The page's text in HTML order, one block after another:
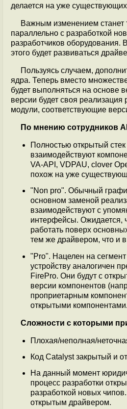
делается на уже
Важным изменением станет
параллельно с разработкой
разработчиков оборудования.
этого будет развиваться
Пользуясь случаем,
ядра. Теперь вместо
будет выполняться на основе
версии будет своя
модули, соответствующие
По мнению сотрудников
Полностью открытый
взаимодействуют
VA-API, VDPAU, clover
похож на уже
"Non pro". Обычный
основном заменой
взаимодействуют с
интерфейсы. Ожидается,
работать поверх
тем же драйвером, что и
"Pro". Нацелен на
устройству аналогичен
FirePro. Они будут с
версии компонентов
проприетарным
открытыми компонентами.
Сложности с которыми
Плохая/неполная/
Код Catalyst закрытый и
На данный момент
процесс разработки
разработкой новых
открытым драйвером.